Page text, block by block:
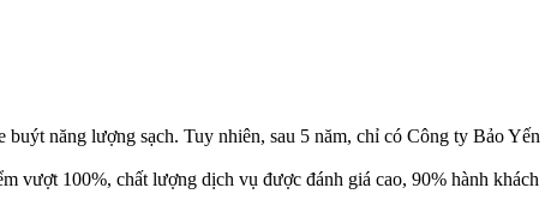
năng lượng sạch. Tuy nhiên, sau 5 năm, chỉ có Công ty Bảo Yến
vượt 100%, chất lượng dịch vụ được đánh giá cao, 90% hành khách